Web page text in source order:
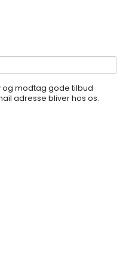
og modtag gode tilbud
adresse bliver hos os.